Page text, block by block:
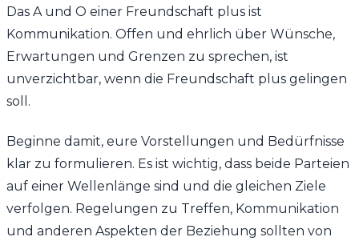
Das A und O einer Freundschaft plus ist
Kommunikation. Offen und ehrlich über Wünsche,
Erwartungen und Grenzen zu sprechen, ist
unverzichtbar, wenn die Freundschaft plus gelingen
soll.
Beginne damit, eure Vorstellungen und Bedürfnisse
klar zu formulieren. Es ist wichtig, dass beide Parteien
auf einer Wellenlänge sind und die gleichen Ziele
verfolgen. Regelungen zu Treffen, Kommunikation
und anderen Aspekten der Beziehung sollten von